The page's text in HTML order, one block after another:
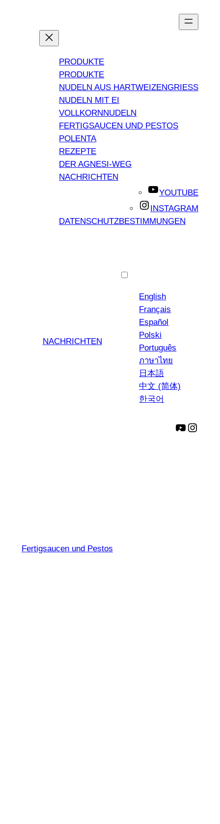
PRODUKTE
PRODUKTE
NUDELN AUS HARTWEIZENGRIESS
NUDELN MIT EI
VOLLKORNNUDELN
FERTIGSAUCEN UND PESTOS
POLENTA
REZEPTE
DER AGNESI-WEG
NACHRICHTEN
YOUTUBE
INSTAGRAM
DATENSCHUTZBESTIMMUNGEN
NACHRICHTEN
English
Français
Español
Polski
Português
ภาษาไทย
日本語
中文 (简体)
한국어
YouTube
Fertigsaucen und Pestos